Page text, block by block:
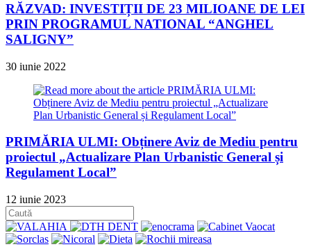
RĂZVAD: INVESTIȚII DE 23 MILIOANE DE LEI
PRIN PROGRAMUL NATIONAL “ANGHEL
SALIGNY”
30 iunie 2022
PRIMĂRIA ULMI: Obținere Aviz de Mediu pentru
proiectul „Actualizare Plan Urbanistic General și
Regulament Local”
12 iunie 2023